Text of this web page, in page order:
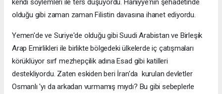
kendi söylemleri ile ters düşüyordu. Haniyye'nin şehadetinde
olduğu gibi zaman zaman Filistin davasına ihanet ediyordu.
Yemen'de ve Suriye'de olduğu gibi Suudi Arabistan ve Birleşik
Arap Emirlikleri ile birlikte bölgedeki ülkelerde iç çatışmaları
körüklüyor sırf mezhepçilik adına Esad gibi katilleri
destekliyordu. Zaten eskiden beri İran'da kurulan devletler
Osmanlı 'yı da arkadan vurmamış mıydı? Bu gibi sebeplerle